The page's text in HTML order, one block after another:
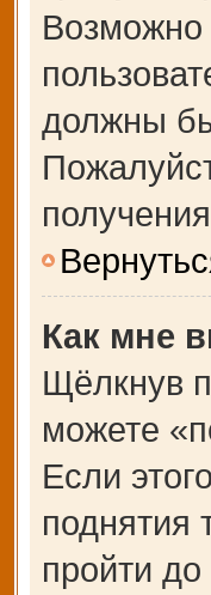
Возможно
должны
Как мне
Щёлкнув
можете
Если
поднятия
пройти